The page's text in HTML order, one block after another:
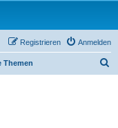
Anmelden
Registrieren
Themen